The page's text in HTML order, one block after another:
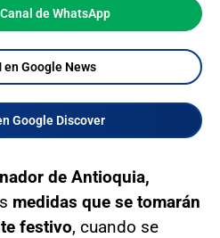
de WhatsApp
en Google News
Google Discover
de Antioquia,
medidas que se tomarán
festivo, cuando se